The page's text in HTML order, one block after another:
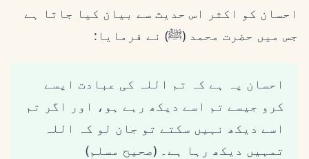
احسان کو اکثر اس حدیث سے بیان کیا جاتا ہے
جس میں حضرت محمد (ﷺ) نے فرمایا:
احسان یہ ہے کہ تم اللہ کی عبادت ایسے
کرو جیسے تم اسے دیکھ رہے ہو، اور اگر تم
اسے دیکھ نہیں سکتے تو جان لو کہ اللہ
تمہیں دیکھ رہا ہے۔ (صحیح مسلم)